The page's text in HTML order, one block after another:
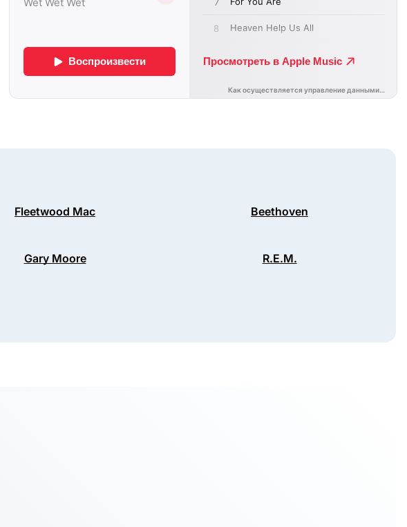
Fleetwood Mac Beethoven
Gary Moore R.E.M.